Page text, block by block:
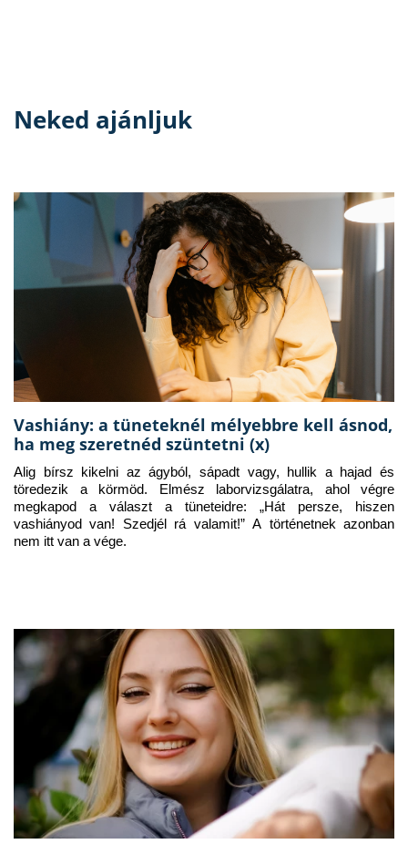
Neked ajánljuk
Vashiány: a tüneteknél mélyebbre kell ásnod,
ha meg szeretnéd szüntetni (x)
Alig bírsz kikelni az ágyból, sápadt vagy, hullik a hajad és
töredezik a körmöd. Elmész laborvizsgálatra, ahol végre
megkapod a választ a tüneteidre: „Hát persze, hiszen
vashiányod van! Szedjél rá valamit!” A történetnek azonban
nem itt van a vége.